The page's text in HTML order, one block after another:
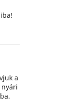
a